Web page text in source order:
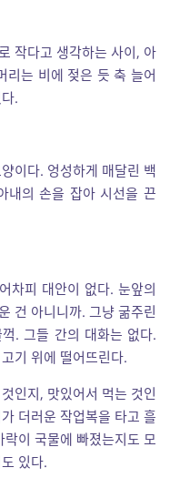
작다고 생각하는 사이, 아
리는 비에 젖은 듯 축 늘어
.
이다. 엉성하게 매달린 백
내의 손을 잡아 시선을 끈
차피 대안이 없다. 눈앞의
건 아니니까. 그냥 굶주린
. 그들 간의 대화는 없다.
기 위에 떨어뜨린다.
인지, 맛있어서 먹는 것인
더러운 작업복을 타고 흘
이 국물에 빠졌는지도 모
있다.